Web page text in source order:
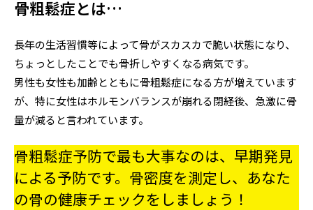
骨粗鬆症とは…
長年の生活習慣等によって骨がスカスカで脆い状態になり、
ちょっとしたことでも骨折しやすくなる病気です。
男性も女性も加齢とともに骨粗鬆症になる方が増えています
が、特に女性はホルモンバランスが崩れる閉経後、急激に骨
量が減ると言われています。
骨粗鬆症予防で最も大事なのは、早期発見
による予防です。骨密度を測定し、あなた
の骨の健康チェックをしましょう！